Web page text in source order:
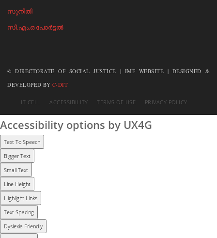
സുനീതി
സി.എം.ഒ പോര്‍ട്ടല്‍
© DIRECTORATE OF SOCIAL JUSTICE | IMF WEBSITE | DESIGNED &
DEVELOPED BY C-DIT
IT CELL ACCESSIBILITY TERMS OF USE PRIVACY POLICY
Accessibility options by UX4G
Text To Speech
Bigger Text
Small Text
Line Height
Highlight Links
Text Spacing
Dyslexia Friendly